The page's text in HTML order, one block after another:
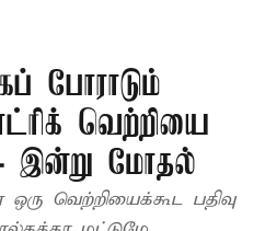
போராடும்
வெற்றியை
- இன்று மோதல்
வெற்றியைக்கூட பதிவு